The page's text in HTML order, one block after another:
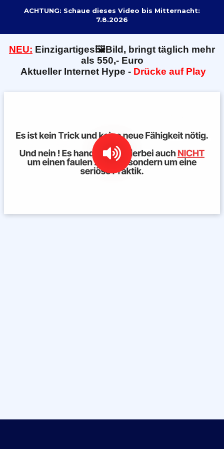
ACHTUNG: Schaue dieses Video bis Mitternacht:
7.8.2026
NEU: Einzigartiges🖼️Bild, bringt täglich mehr
als 550,- Euro
Aktueller Internet Hype - Drücke auf Play